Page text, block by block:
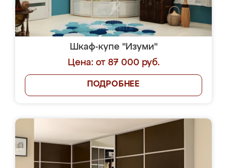
Шкаф-купе "Изуми"
Цена: от 87 000 руб.
ПОДРОБНЕЕ